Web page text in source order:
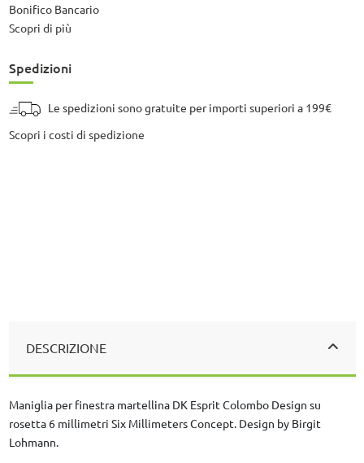
Bonifico Bancario
Scopri di più
Spedizioni
Le spedizioni sono gratuite per importi superiori a 199€
Scopri i costi di spedizione
DESCRIZIONE
Maniglia per finestra martellina DK Esprit Colombo Design su
rosetta 6 millimetri Six Millimeters Concept. Design by Birgit
Lohmann.